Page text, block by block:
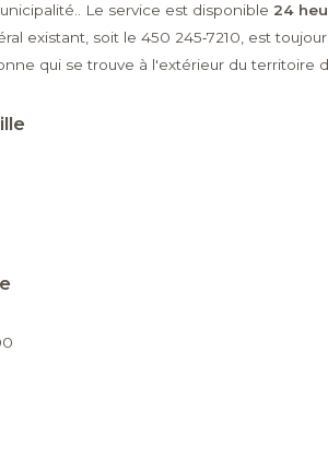
Le service est disponible 24
existant, soit le 450 245‑7210, est
qui se trouve à l'extérieur du territoire